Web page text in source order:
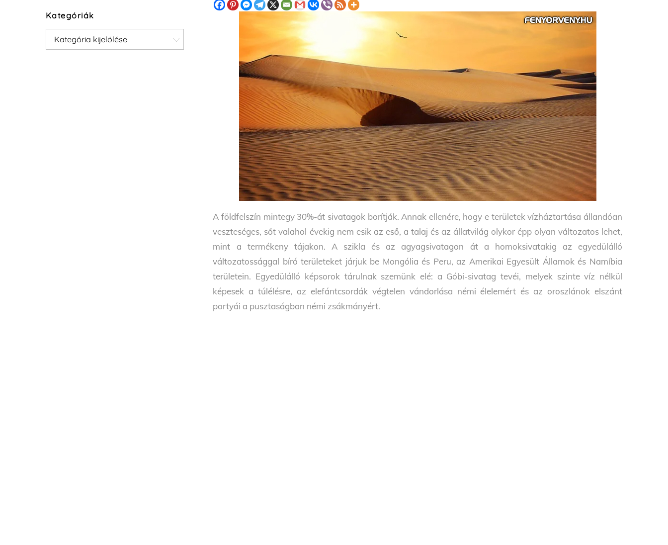
A földfelszín mintegy 30%-át sivatagok borítják. Annak ellenére, hogy e területek vízháztartása állandóan
veszteséges, sőt valahol évekig nem esik az eső, a talaj és az állatvilág olykor épp olyan változatos lehet,
mint a termékeny tájakon. A szikla és az agyagsivatagon át a homoksivatakig az egyedülálló
változatossággal bíró területeket járjuk be Mongólia és Peru, az Amerikai Egyesült Államok és Namíbia
területein. Egyedülálló képsorok tárulnak szemünk elé: a Góbi-sivatag tevéi, melyek szinte víz nélkül
képesek a túlélésre, az elefántcsordák végtelen vándorlása némi élelemért és az oroszlánok elszánt
portyái a pusztaságban némi zsákmányért.
Kategóriák
Kategóriák